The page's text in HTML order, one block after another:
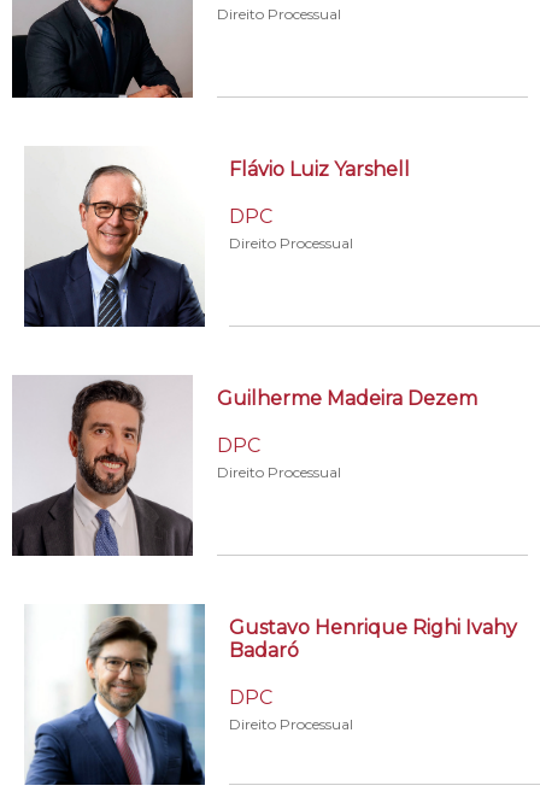
Direito Processual
Flávio Luiz Yarshell
DPC
Direito Processual
Guilherme Madeira Dezem
DPC
Direito Processual
Gustavo Henrique Righi Ivahy
Badaró
DPC
Direito Processual